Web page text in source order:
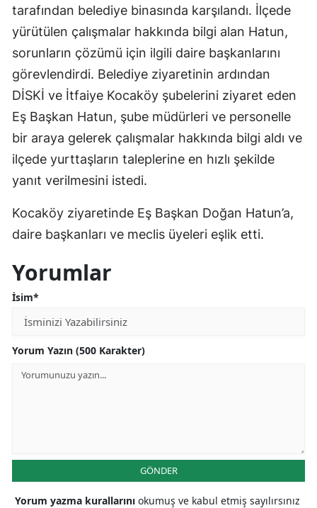
tarafından belediye binasında karşılandı. İlçede
yürütülen çalışmalar hakkında bilgi alan Hatun,
sorunların çözümü için ilgili daire başkanlarını
görevlendirdi. Belediye ziyaretinin ardından
DİSKİ ve İtfaiye Kocaköy şubelerini ziyaret eden
Eş Başkan Hatun, şube müdürleri ve personelle
bir araya gelerek çalışmalar hakkında bilgi aldı ve
ilçede yurttaşların taleplerine en hızlı şekilde
yanıt verilmesini istedi.
Kocaköy ziyaretinde Eş Başkan Doğan Hatun’a,
daire başkanları ve meclis üyeleri eşlik etti.
Yorumlar
İsim*
Yorum Yazın (500 Karakter)
GÖNDER
Yorum yazma kurallarını okumuş ve kabul etmiş sayılırsınız